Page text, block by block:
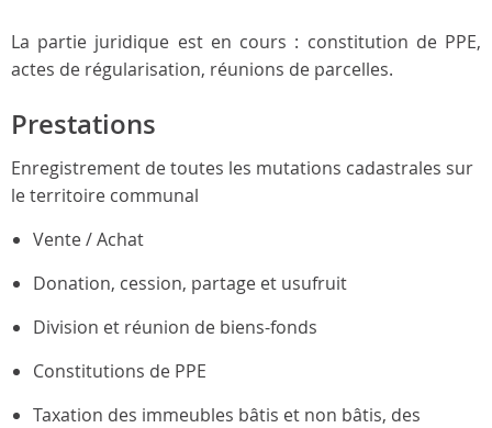
La partie juridique est en cours : constitution de PPE,
actes de régularisation, réunions de parcelles.
Prestations
Enregistrement de toutes les mutations cadastrales sur
le territoire communal
Vente / Achat
Donation, cession, partage et usufruit
Division et réunion de biens-fonds
Constitutions de PPE
Taxation des immeubles bâtis et non bâtis, des